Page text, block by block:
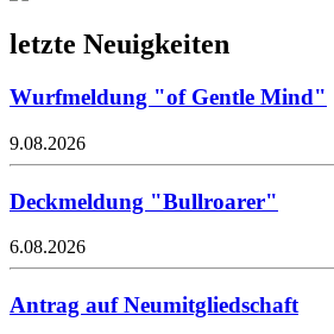
letzte Neuigkeiten
Wurfmeldung "of Gentle Mind"
9.08.2026
Deckmeldung "Bullroarer"
6.08.2026
Antrag auf Neumitgliedschaft